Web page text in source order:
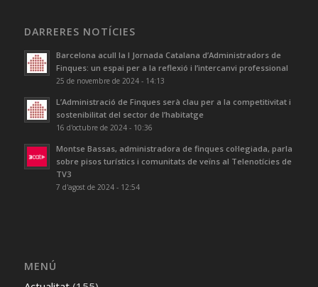
DARRERES NOTÍCIES
Barcelona acull la I Jornada Catalana d’Administradors de
Finques: un espai per a la reflexió i l’intercanvi professional
25 de novembre de 2024 - 14:13
L’Administració de Finques serà clau per a la competitivitat i
sostenibilitat del sector de l’habitatge
16 d'octubre de 2024 - 10:36
Montse Bassas, administradora de finques col·legiada, parla
sobre pisos turístics i comunitats de veïns al Telenotícies de
TV3
7 d'agost de 2024 - 12:54
MENÚ